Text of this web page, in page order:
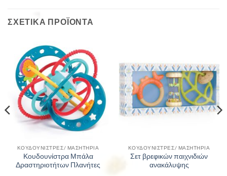
ΣΧΕΤΙΚΆ ΠΡΟΪΌΝΤΑ
ΚΟΥΔΟΥΝΊΣΤΡΕΣ/ ΜΑΣΗΤΉΡΙΑ
Κουδουνίστρα Μπάλα
Δραστηριοτήτων Πλανήτες
ΚΟΥΔΟΥΝΊΣΤΡΕΣ/ ΜΑΣΗΤΉΡΙΑ
Σετ βρεφικών παιχνιδιών
ανακάλυψης